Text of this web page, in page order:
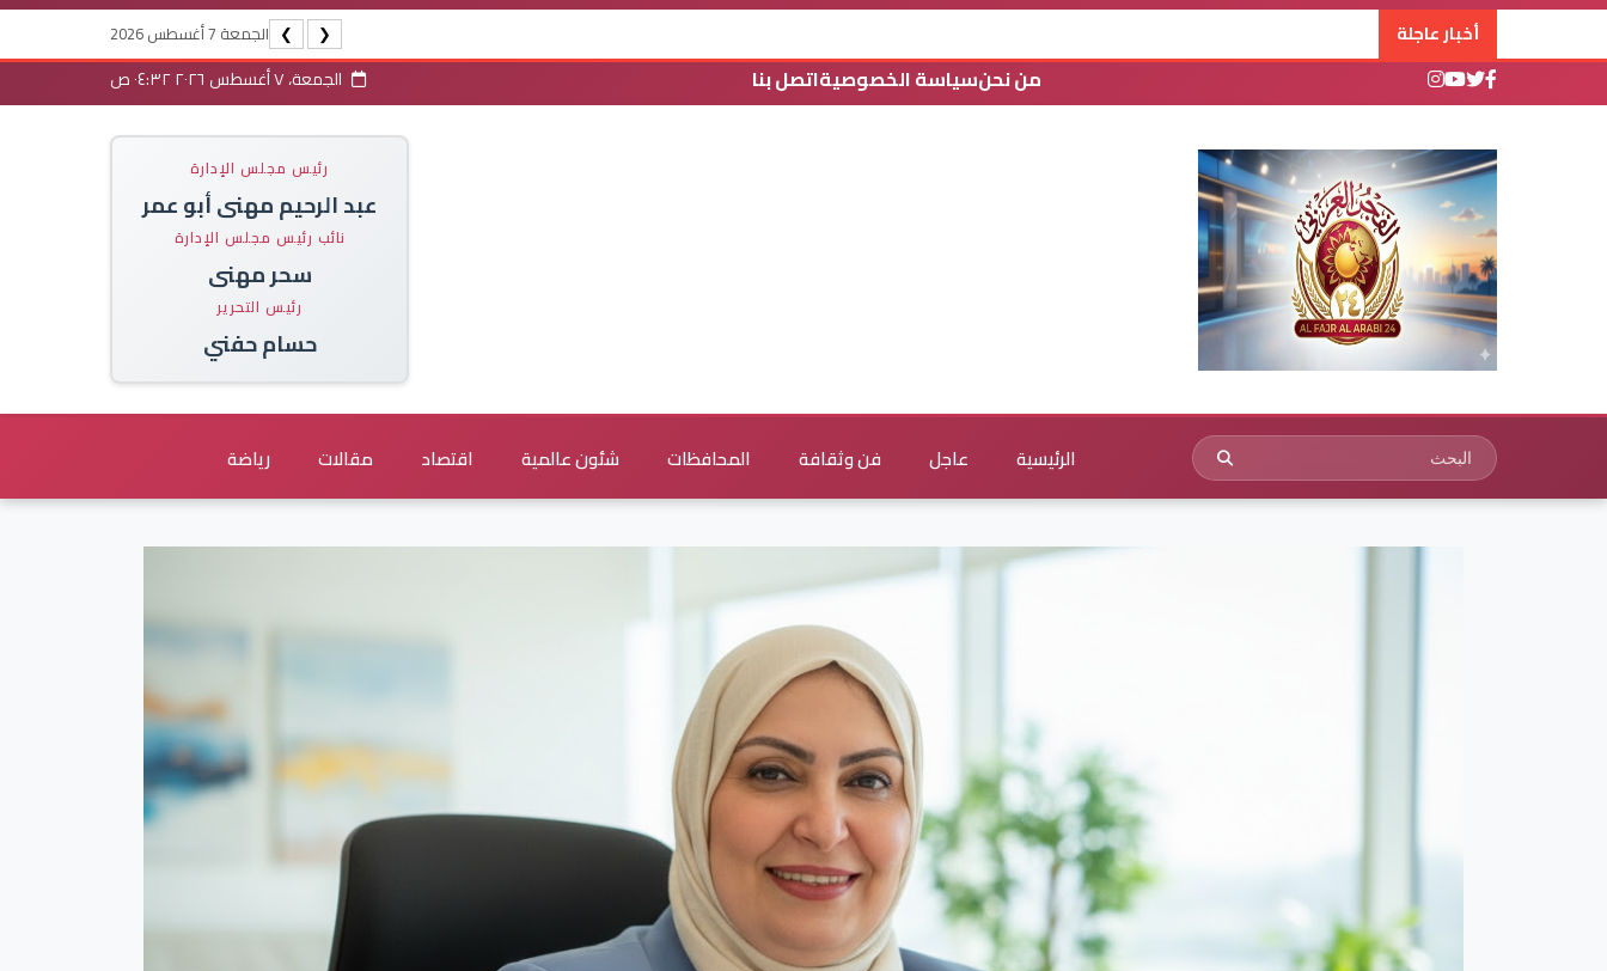
أخبار عاجلة ❮
❯ الجمعة 7 أغسطس 2026
من نحنسياسة الخصوصيةاتصل بنا الجمعة، ٧ أغسطس ٢٠٢٦ ٠٤:٣٢ ص
رئيس مجلس الإدارة
عبد الرحيم مهنى أبو عمر
نائب رئيس مجلس الإدارة
سحر مهنى
رئيس التحرير
حسام حفني
الرئيسية عاجل فن وثقافة المحافظات شئون عالمية اقتصاد مقالات رياضة